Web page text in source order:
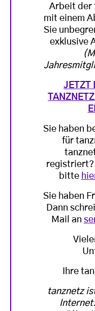
Arbeit der
mit einem
Sie
exklusive
JETZT
Sie haben
für
registriert?
bitte
Sie haben
Dann
Mail an
Ihre
tanznetz